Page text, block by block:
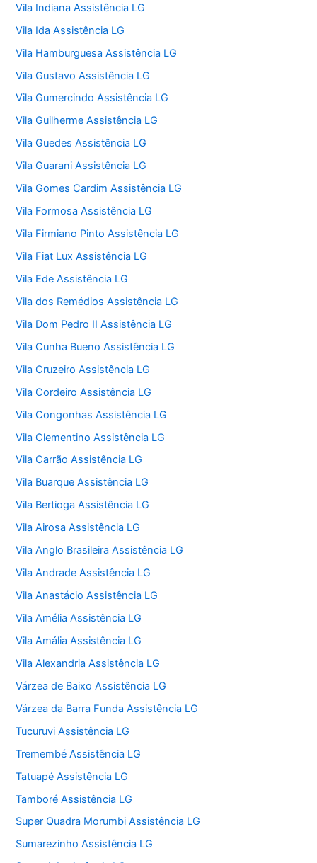
Vila Indiana Assistência LG
Vila Ida Assistência LG
Vila Hamburguesa Assistência LG
Vila Gustavo Assistência LG
Vila Gumercindo Assistência LG
Vila Guilherme Assistência LG
Vila Guedes Assistência LG
Vila Guarani Assistência LG
Vila Gomes Cardim Assistência LG
Vila Formosa Assistência LG
Vila Firmiano Pinto Assistência LG
Vila Fiat Lux Assistência LG
Vila Ede Assistência LG
Vila dos Remédios Assistência LG
Vila Dom Pedro II Assistência LG
Vila Cunha Bueno Assistência LG
Vila Cruzeiro Assistência LG
Vila Cordeiro Assistência LG
Vila Congonhas Assistência LG
Vila Clementino Assistência LG
Vila Carrão Assistência LG
Vila Buarque Assistência LG
Vila Bertioga Assistência LG
Vila Airosa Assistência LG
Vila Anglo Brasileira Assistência LG
Vila Andrade Assistência LG
Vila Anastácio Assistência LG
Vila Amélia Assistência LG
Vila Amália Assistência LG
Vila Alexandria Assistência LG
Várzea de Baixo Assistência LG
Várzea da Barra Funda Assistência LG
Tucuruvi Assistência LG
Tremembé Assistência LG
Tatuapé Assistência LG
Tamboré Assistência LG
Super Quadra Morumbi Assistência LG
Sumarezinho Assistência LG